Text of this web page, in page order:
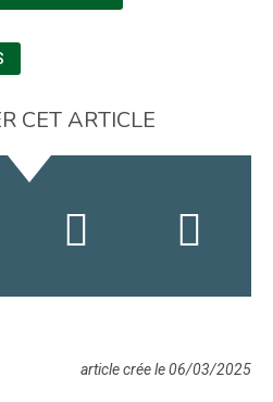
CET ARTICLE
article crée le 06/03/2025